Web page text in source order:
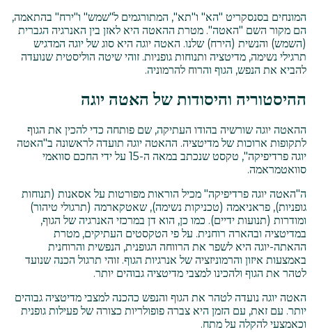
המונחים בסנסקריט "הא" ו"תא", המתורגמים ל"שמש" ו"ירח" בהתאמה,
הם מקור השם "האטה". מטרת ההאטה היא לאזן בין האנרגיה הגברית
(השמש) והנשית (הירח) שלנו. האטה יוגה היא סוג של יוגה המדגיש
תרגילי נשימה, מדיטציה ותנוחות גופניות. זוהי שיטה הוליסטית שנועדה
להביא את הנפש, הגוף והרוח להרמוניה.
ההיסטוריה והיסודות של האטה יוגה
ההאטה יוגה שורשיה בהודו העתיקה, שם פותחה כדי להכין את הגוף
לתקופות ארוכות של מדיטציה. ההאטה יוגה תועדה לראשונה ב"האטה
יוגה פרדיפיקה", טקסט שנכתב במאה ה-15 על ידי החכם סוואמי
סוואטמראמה.
ה"האטה יוגה פרדיפיקה" מכיל הוראות מפורטות על אסאנות (תנוחות
גופניות), פראניאמה (טכניקות נשימה), שאטקארמה (תרגולי טיהור)
ומודרות (תנועות ידיים). כמו כן, הוא דן במרכזי האנרגיה של הגוף,
במדיטציה ובהארה רוחנית. על פי הטקסטים העתיקים, מטרת
ההאתה-יוגה היא לשפר את הרווחה הגופנית, הנפשית והרוחנית
באמצעות איזון והרמוניזציה של אנרגיות הגוף. זוהי תרגול הכנה שנועד
לטהר את הגוף ולהכינו למצבי מדיטציה גבוהים יותר.
האטה יוגה נועדה לטהר את הגוף והנפש כהכנה למצבי מדיטציה גבוהים
יותר. עם זאת, עם הזמן היא צברה פופולריות כצורה של פעילות גופנית
וכאמצעי להקלה על מתח.